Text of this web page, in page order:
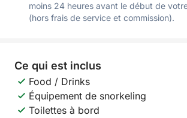
moins 24 heures avant le début de
(hors frais de service et commission).
Ce qui est inclus
Food / Drinks
Équipement de snorkeling
Toilettes à bord